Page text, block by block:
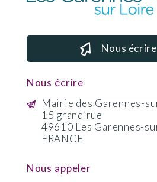
Nous écrire
Nous écrire
Mairie des Garennes-
15 grand’rue
49610 Les Garennes-
FRANCE
Nous appeler